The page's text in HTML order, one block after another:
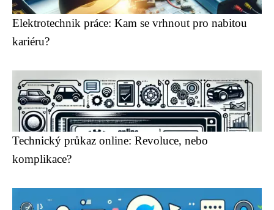
Elektrotechnik práce: Kam se vrhnout pro nabitou
kariéru?
Technický průkaz online: Revoluce, nebo
komplikace?